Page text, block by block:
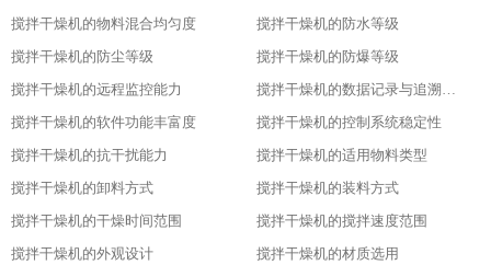
搅拌干燥机的物料混合均匀度
搅拌干燥机的防水等级
搅拌干燥机的防尘等级
搅拌干燥机的防爆等级
搅拌干燥机的远程监控能力
搅拌干燥机的数据记录与追溯功能
搅拌干燥机的软件功能丰富度
搅拌干燥机的控制系统稳定性
搅拌干燥机的抗干扰能力
搅拌干燥机的适用物料类型
搅拌干燥机的卸料方式
搅拌干燥机的装料方式
搅拌干燥机的干燥时间范围
搅拌干燥机的搅拌速度范围
搅拌干燥机的外观设计
搅拌干燥机的材质选用